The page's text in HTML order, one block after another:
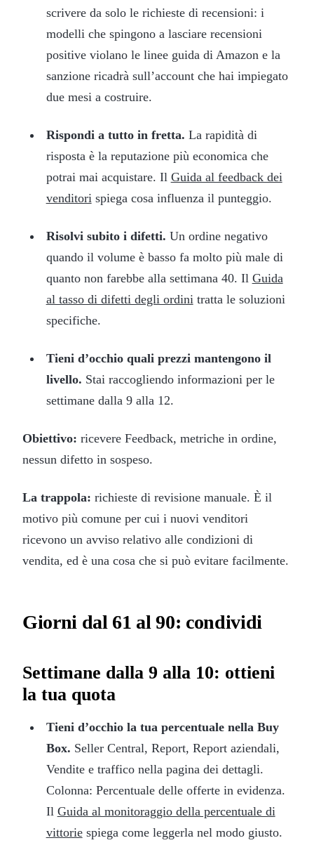
scrivere da solo le richieste di recensioni: i
modelli che spingono a lasciare recensioni
positive violano le linee guida di Amazon e la
sanzione ricadrà sull’account che hai impiegato
due mesi a costruire.
Rispondi a tutto in fretta. La rapidità di
risposta è la reputazione più economica che
potrai mai acquistare. Il Guida al feedback dei
venditori spiega cosa influenza il punteggio.
Risolvi subito i difetti. Un ordine negativo
quando il volume è basso fa molto più male di
quanto non farebbe alla settimana 40. Il Guida
al tasso di difetti degli ordini tratta le soluzioni
specifiche.
Tieni d’occhio quali prezzi mantengono il
livello. Stai raccogliendo informazioni per le
settimane dalla 9 alla 12.
Obiettivo: ricevere Feedback, metriche in ordine,
nessun difetto in sospeso.
La trappola: richieste di revisione manuale. È il
motivo più comune per cui i nuovi venditori
ricevono un avviso relativo alle condizioni di
vendita, ed è una cosa che si può evitare facilmente.
Giorni dal 61 al 90: condividi
Settimane dalla 9 alla 10: ottieni
la tua quota
Tieni d’occhio la tua percentuale nella Buy
Box. Seller Central, Report, Report aziendali,
Vendite e traffico nella pagina dei dettagli.
Colonna: Percentuale delle offerte in evidenza.
Il Guida al monitoraggio della percentuale di
vittoriespiega come leggerla nel modo giusto.